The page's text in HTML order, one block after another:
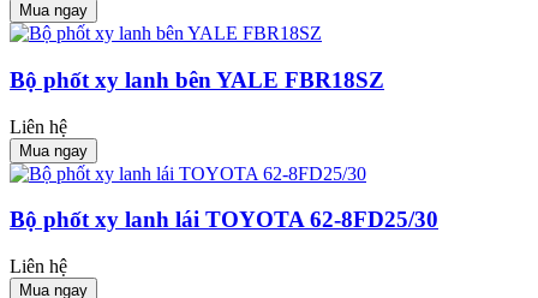
Mua ngay
Bộ phốt xy lanh bên YALE FBR18SZ
Liên hệ
Mua ngay
Bộ phốt xy lanh lái TOYOTA 62-8FD25/30
Liên hệ
Mua ngay